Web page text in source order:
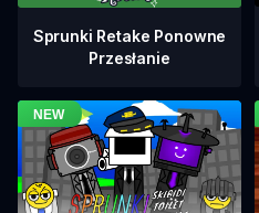
Sprunki Retake Ponowne
Przesłanie